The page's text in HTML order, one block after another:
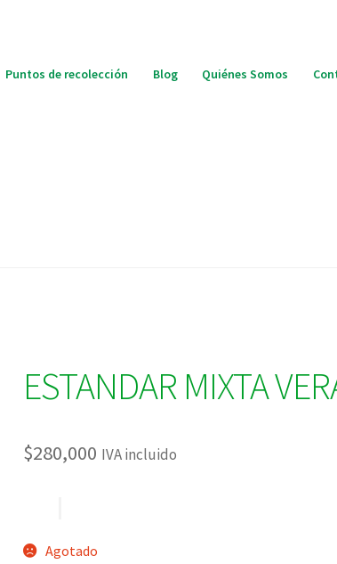
Puntos de recolección Blog Quiénes Somos
ESTANDAR MIXTA
$280,000 IVA incluido
Agotado